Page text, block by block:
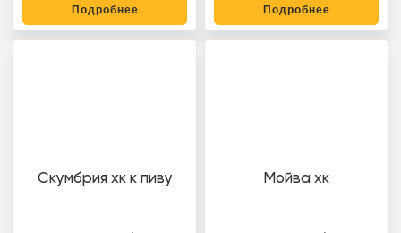
Подробнее Подробнее
Скумбрия хк к пиву Мойва хк